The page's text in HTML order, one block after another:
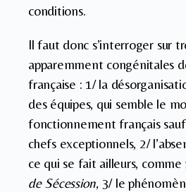
conditions.
Il faut donc s’interroger sur
apparemment congénitales
française : 1/ la
des équipes, qui semble le
fonctionnement français
chefs exceptionnels, 2/
ce qui se fait ailleurs,
de Sécession, 3/ le